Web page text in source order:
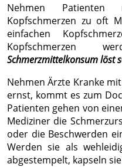
Nehmen Patienten
Kopfschmerzen zu oft
einfachen
Kopfschmerzen
Schmerzmittelkonsum löst
Nehmen Ärzte Kranke
ernst, kommt es zum
Patienten gehen von
Mediziner die
oder die Beschwerden
Werden sie als
abgestempelt, kapseln